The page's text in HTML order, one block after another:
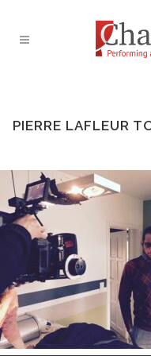
PIERRE LAFLEUR